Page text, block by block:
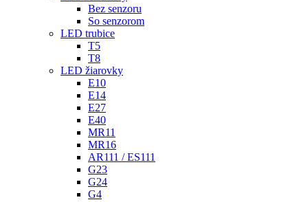
Bez senzoru
So senzorom
LED trubice
T5
T8
LED žiarovky
E10
E14
E27
E40
MR11
MR16
AR111 / ES111
G23
G24
G4